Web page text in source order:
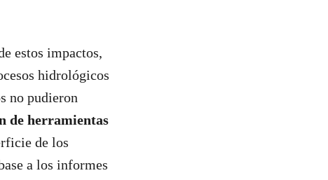
estos impactos,
hidrológicos
no pudieron
de herramientas
de los
a los informes